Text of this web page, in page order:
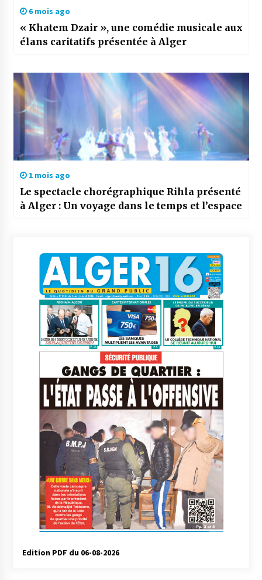
6 mois ago
« Khatem Dzair », une comédie musicale aux
élans caritatifs présentée à Alger
1 mois ago
Le spectacle chorégraphique Rihla présenté
à Alger : Un voyage dans le temps et l’espace
Edition PDF du 06-08-2026